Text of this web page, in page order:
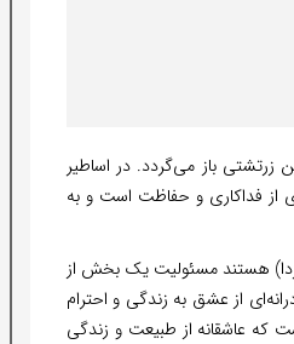
زرتشتی باز می‌گردد. در اساطیر
از فداکاری و حفاظت است و به
هستند مسئولیت یک بخش از
از عشق به زندگی و احترام
که عاشقانه از طبیعت و زندگی